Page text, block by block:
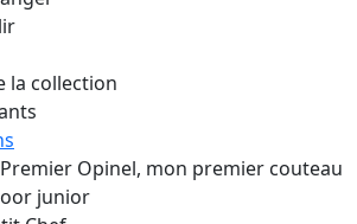
la collection
Opinel, mon premier couteau
junior